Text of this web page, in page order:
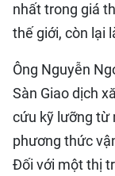
nhất trong giá
thế giới, còn lại
Ông Nguyễn
Sàn Giao dịch
cứu kỹ lưỡng từ
phương thức
Đối với một thị